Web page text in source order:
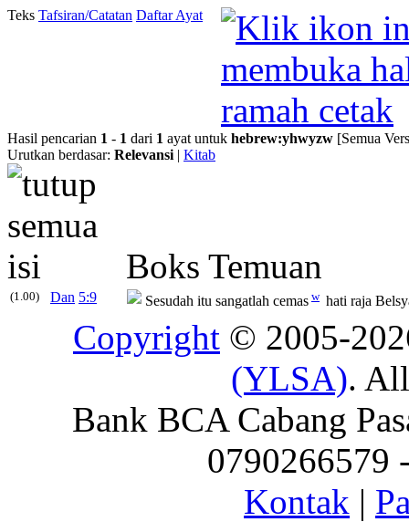
Teks Tafsiran/Catatan Daftar Ayat
Hasil pencarian 1 - 1 dari 1 ayat untuk hebrew:yhwyzw [Semua
Urutkan berdasar: Relevansi | Kitab
Boks Temuan
(1.00) Dan 5:9 Sesudah itu sangatlah cemas w hati raja
Copyright © 2005-
(YLSA).
Bank BCA Cabang
0790266579
Kontak |